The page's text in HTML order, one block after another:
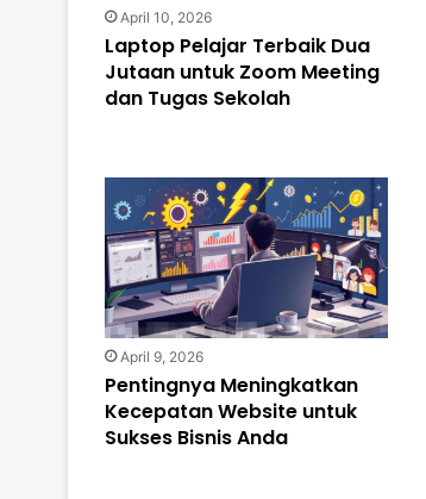
April 10, 2026
Laptop Pelajar Terbaik Dua
Jutaan untuk Zoom Meeting
dan Tugas Sekolah
April 9, 2026
Pentingnya Meningkatkan
Kecepatan Website untuk
Sukses Bisnis Anda